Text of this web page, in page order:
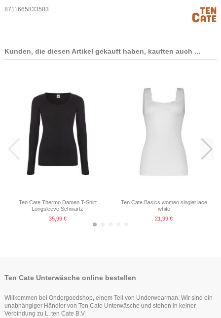
8711665833583
Kunden, die diesen Artikel gekauft haben, kauften auch ...
Ten Cate Thermo Damen T-Shirt
Longsleeve Schwartz
35,99 €
Ten Cate Basics women singlet lace
white
21,99 €
Ten Cate Unterwäsche online bestellen
Willkommen bei Ondergoedshop, einem Teil von Underwearman. Wir sind ein
unabhängiger Händler von Ten Cate Unterwäsche und stehen in keiner
Verbindung zu L. ten Cate B.V.